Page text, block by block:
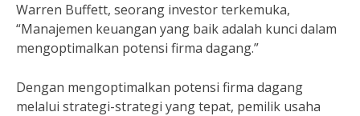
Warren Buffett, seorang investor terkemuka,
“Manajemen keuangan yang baik adalah kunci dalam
mengoptimalkan potensi firma dagang.”
Dengan mengoptimalkan potensi firma dagang
melalui strategi-strategi yang tepat, pemilik usaha